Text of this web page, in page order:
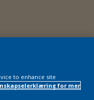
to enhance site
for mer